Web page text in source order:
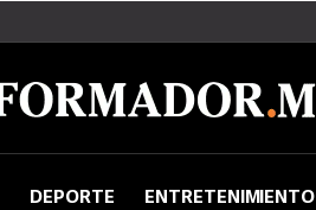
DEPORTE ENTRETENIMIENTO